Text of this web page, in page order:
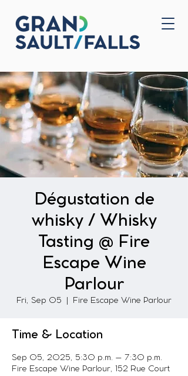
Home
Dégustation de
whisky / Whisky
Tasting @ Fire
Escape Wine
Parlour
Fri, Sep 05 Fire Escape Wine Parlour
Time & Location
Sep 05, 2025, 5:30 p.m. – 7:30 p.m.
Fire Escape Wine Parlour, 152 Rue Court